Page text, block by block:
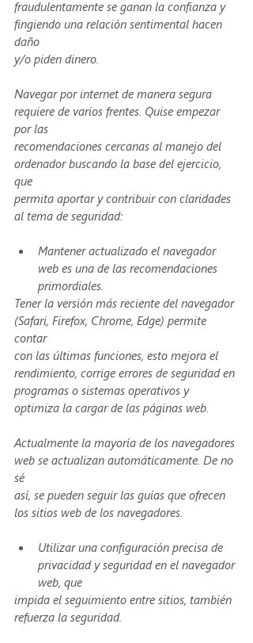
fraudulentamente se ganan la confianza y
fingiendo una relación sentimental hacen
daño
y/o piden dinero.
Navegar por internet de manera segura
requiere de varios frentes. Quise empezar
por las
recomendaciones cercanas al manejo del
ordenador buscando la base del ejercicio,
que
permita aportar y contribuir con claridades
al tema de seguridad:
Mantener actualizado el navegador
web es una de las recomendaciones
primordiales.
Tener la versión más reciente del navegador
(Safari, Firefox, Chrome, Edge) permite
contar
con las últimas funciones, esto mejora el
rendimiento, corrige errores de seguridad en
programas o sistemas operativos y
optimiza la cargar de las páginas web.
Actualmente la mayoría de los navegadores
web se actualizan automáticamente. De no
sé
así, se pueden seguir las guías que ofrecen
los sitios web de los navegadores.
Utilizar una configuración precisa de
privacidad y seguridad en el navegador
web, que
impida el seguimiento entre sitios, también
refuerza la seguridad.